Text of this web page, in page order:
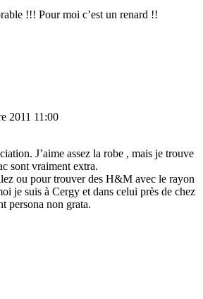
!!! Pour moi c’est un renard !!
2011 11:00
J’aime assez la robe , mais je trouve
sont vraiment extra.
ou pour trouver des H&M avec le rayon
je suis à Cergy et dans celui près de chez
persona non grata.